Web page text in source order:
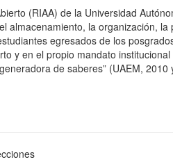
(RIAA) de la Universidad
almacenamiento, la organización,
egresados de los
y en el propio mandato
de saberes” (UAEM, 2010